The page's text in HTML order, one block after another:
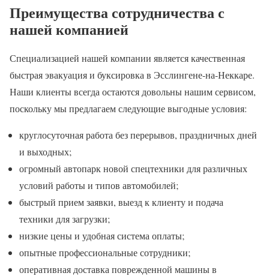
Преимущества сотрудничества с
нашей компанией
Специализацией нашей компании является качественная
быстрая эвакуация и буксировка в Эсслингене-на-Неккаре.
Наши клиенты всегда остаются довольны нашим сервисом,
поскольку мы предлагаем следующие выгодные условия:
круглосуточная работа без перерывов, праздничных дней
и выходных;
огромный автопарк новой спецтехники для различных
условий работы и типов автомобилей;
быстрый прием заявки, выезд к клиенту и подача
техники для загрузки;
низкие цены и удобная система оплаты;
опытные профессиональные сотрудники;
оперативная доставка поврежденной машины в